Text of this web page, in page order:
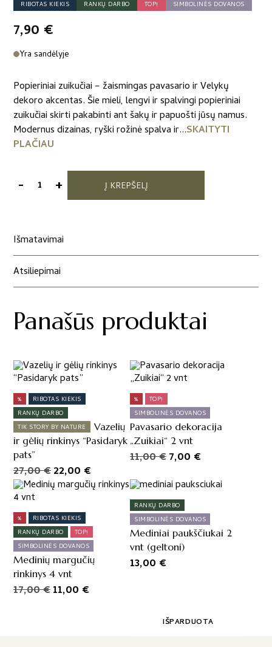
RIBOTAS KIEKIS RANKŲ DARBO TOP! SIMBOLINĖS DOVANOS
7,90 €
Yra sandėlyje
Popieriniai zuikučiai – žaismingas pavasario ir Velykų
dekoro akcentas. Šie mieli, lengvi ir spalvingi popieriniai
zuikučiai skirti pakabinti ant šakų ir papuošti jūsų namus.
Modernus dizainas, ryški rožinė spalva ir...SKAITYTI
PLAČIAU
-produkto
"Velykiniai
2
vnt
+ Į KREPŠELĮ
Išmatavimai
Atsiliepimai
Panašūs produktai
%
RIBOTAS KIEKIS
RANKŲ DARBO
TIK STORY BY NATURE
Vazelių
ir gėlių rinkinys “Pasidaryk
pats”
27,00€Original
price
27,00 €.
22,00 €
price
22,00 €.
%
TOP!
SIMBOLINĖS DOVANOS
Pavasario dekoracija
„Zuikiai“ 2 vnt
11,00€Original
was:
11,00 €.
7,00 €
is:
%
RIBOTAS KIEKIS
RANKŲ DARBO
TOP!
SIMBOLINĖS DOVANOS
Medinių margučių
rinkinys 4 vnt
17,00€Original
11,00 €
RANKŲ DARBO
SIMBOLINĖS DOVANOS
Mediniai paukščiukai 2
vnt (geltoni)
13,00 €
IŠPARDUOTA